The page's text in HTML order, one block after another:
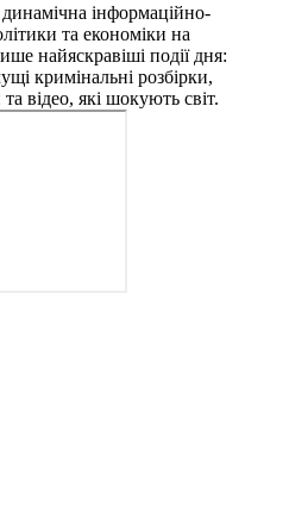
інформаційно-
та економіки на
найяскравіші події дня:
кримінальні розбірки,
відео, які шокують світ.